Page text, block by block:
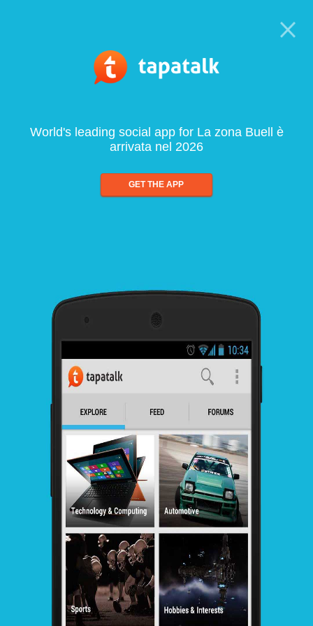
World's leading social app for La zona Buell è
arrivata nel 2026
GET THE APP